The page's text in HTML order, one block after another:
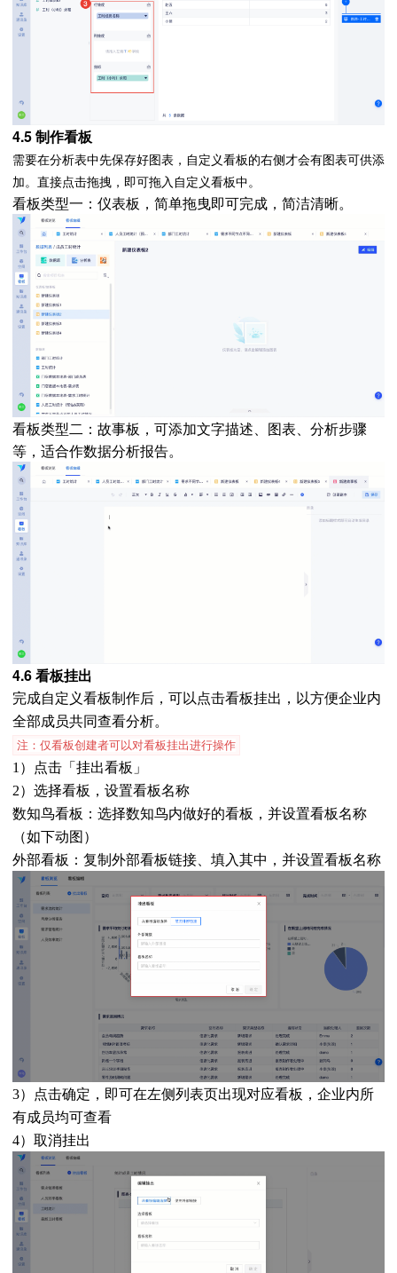
4.5 制作看板
需要在分析表中先保存好图表，自定义看板的右侧才会有图表可供添
加。直接点击拖拽，即可拖入自定义看板中。
看板类型一：仪表板，简单拖曳即可完成，简洁清晰。
看板类型二：故事板，可添加文字描述、图表、分析步骤
等，适合作数据分析报告。
4.6 看板挂出
完成自定义看板制作后，可以点击看板挂出，以方便企业内
全部成员共同查看分析。
注：仅看板创建者可以对看板挂出进行操作
1）点击「挂出看板」
2）选择看板，设置看板名称
数知鸟看板：选择数知鸟内做好的看板，并设置看板名称
（如下动图）
外部看板：复制外部看板链接、填入其中， 并设置看板名称
3）点击确定，即可在左侧列表页出现对应看板，企业内所
有成员均可查看
4）取消挂出